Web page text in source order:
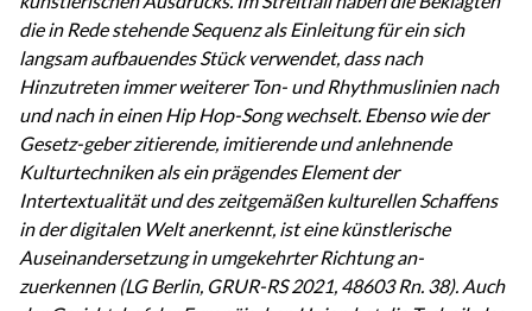
die in Rede stehende Sequenz als Einleitung für ein sich
langsam aufbauendes Stück verwendet, dass nach
Hinzutreten immer weiterer Ton- und Rhythmuslinien nach
und nach in einen Hip Hop-Song wechselt. Ebenso wie der
Gesetz-geber zitierende, imitierende und anlehnende
Kulturtechniken als ein prägendes Element der
Intertextualität und des zeitgemäßen kulturellen Schaffens
in der digitalen Welt anerkennt, ist eine künstlerische
Auseinandersetzung in umgekehrter Richtung an-
zuerkennen (LG Berlin, GRUR-RS 2021, 48603 Rn. 38). Auch